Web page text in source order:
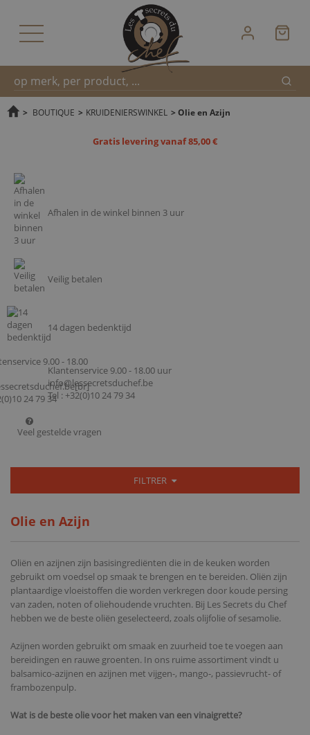
Snel
> BOUTIQUE > KRUIDENIERSWINKEL > Olie en Azijn
Gratis levering vanaf 85,00 €
Afhalen in de winkel binnen 3 uur
Veilig betalen
14 dagen bedenktijd
Klantenservice 9.00 - 18.00 uur
info@lessecretsduchef.be
Tel : +32(0)10 24 79 34
Veel gestelde vragen
FILTRER
Olie en Azijn
Oliën en azijnen zijn basisingrediënten die in de keuken worden
gebruikt om voedsel op smaak te brengen en te bereiden. Oliën zijn
plantaardige vloeistoffen die worden verkregen door koude persing
van zaden, noten of oliehoudende vruchten. Bij Les Secrets du Chef
hebben we de beste oliën geselecteerd, zoals olijfolie of sesamolie.
Azijnen worden gebruikt om smaak en zuurheid toe te voegen aan
bereidingen en rauwe groenten. In ons ruime assortiment vindt u
balsamico-azijnen en azijnen met vijgen-, mango-, passievrucht- of
frambozenpulp.
Wat is de beste olie voor het maken van een vinaigrette?